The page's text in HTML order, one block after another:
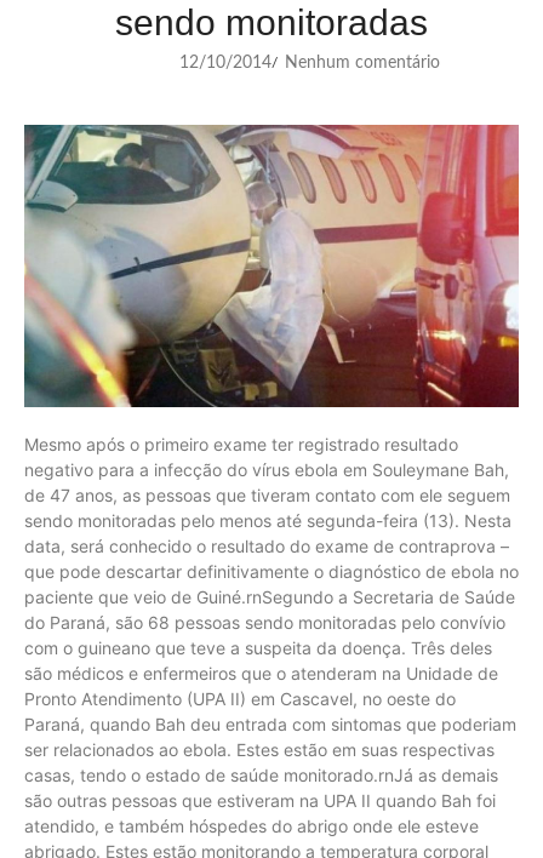
sendo monitoradas
12/10/2014/ Nenhum comentário
Mesmo após o primeiro exame ter registrado resultado
negativo para a infecção do vírus ebola em Souleymane Bah,
de 47 anos, as pessoas que tiveram contato com ele seguem
sendo monitoradas pelo menos até segunda-feira (13). Nesta
data, será conhecido o resultado do exame de contraprova –
que pode descartar definitivamente o diagnóstico de ebola no
paciente que veio de Guiné.rnSegundo a Secretaria de Saúde
do Paraná, são 68 pessoas sendo monitoradas pelo convívio
com o guineano que teve a suspeita da doença. Três deles
são médicos e enfermeiros que o atenderam na Unidade de
Pronto Atendimento (UPA II) em Cascavel, no oeste do
Paraná, quando Bah deu entrada com sintomas que poderiam
ser relacionados ao ebola. Estes estão em suas respectivas
casas, tendo o estado de saúde monitorado.rnJá as demais
são outras pessoas que estiveram na UPA II quando Bah foi
atendido, e também hóspedes do abrigo onde ele esteve
abrigado. Estes estão monitorando a temperatura corporal